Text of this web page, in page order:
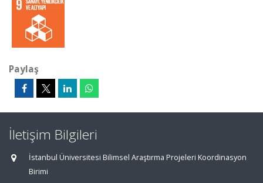
Paylaş
İletişim Bilgileri
İstanbul Üniversitesi Bilimsel Araştırma Projeleri Koordinasyon
Birimi